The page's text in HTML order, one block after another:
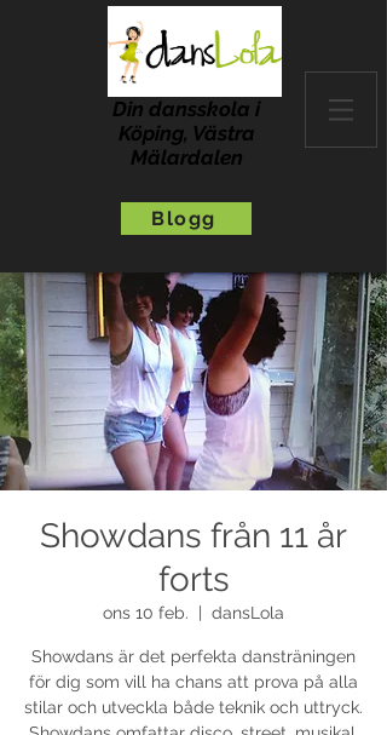
Din dansskola i
Köping, Västra
Mälardalen
Blogg
Showdans från 11 år
forts
ons 10 feb. dansLola
Showdans är det perfekta dansträningen
för dig som vill ha chans att prova på alla
stilar och utveckla både teknik och uttryck.